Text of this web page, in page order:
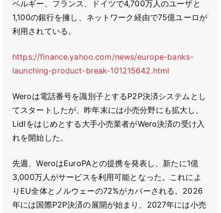
ベルギー、フランス、ドイツで4,700万人のユーザと
1,100の銀行を擁し、ネットワーク経由で75億ユーロが
利用されている。
https://finance.yahoo.com/news/europe-banks-
launching-product-break-101215642.html
Weroは電話番号を識別子とするP2P決済システムとし
てスタートしたが、昨年末には小売分野にも拡大し、
Lidlをはじめとする大手小売業者がWero決済の受け入
れを開始した。
先週、WeroはEuroPAとの提携を発表し、新たに1億
3,000万人がサービスを利用可能となった。これによ
りEU全体とノルウェーの72%がカバーされる。2026
年には国際P2P決済の展開が始まり、2027年には小売